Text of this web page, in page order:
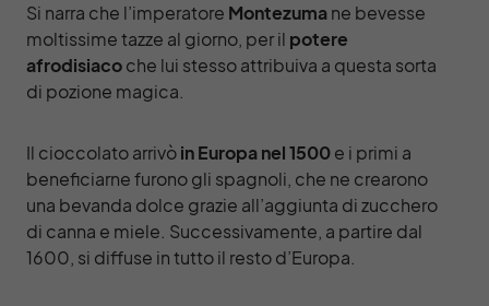
Si narra che l’imperatore Montezumane bevesse
moltissime tazze al giorno, per il potere
afrodisiacoche lui stesso attribuiva a questa sorta
di pozione magica.
Il cioccolato arrivòin Europa nel 1500e i primi a
beneficiarne furono gli spagnoli, che ne crearono
una bevanda dolce grazie all’aggiunta di zucchero
di canna e miele. Successivamente, a partire dal
1600, si diffuse in tutto il resto d’Europa.